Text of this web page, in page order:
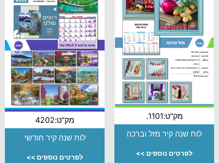
מק"ט:1101.
לוח שנה קיר מזל וברכה
לפרטים נוספים >>
מק"ט:4202
לוח שנה קיר חודשי
לפרטים נוספים >>